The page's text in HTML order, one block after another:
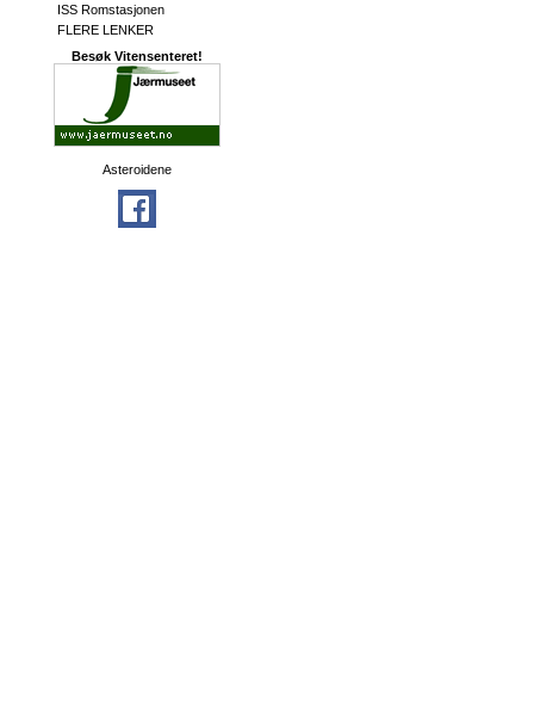
ISS Romstasjonen
FLERE LENKER
Besøk Vitensenteret!
Asteroidene